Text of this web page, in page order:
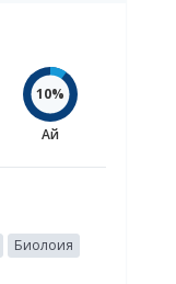
10%
Ай
Биолоия